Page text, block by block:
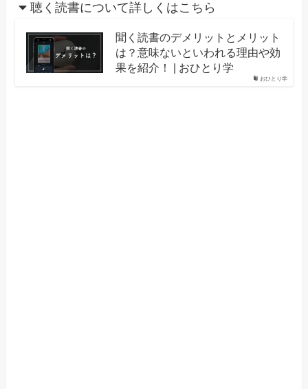
聴く読書について詳しくはこちら
おひとり学
聞く読書のデメリットとメリット
は？意味ないといわれる理由や効
果を紹介！ | おひとり学